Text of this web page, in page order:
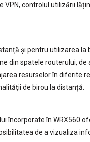
VPN, controlul utilizării
și pentru utilizarea
din spatele routerului,
resurselor în diferite
de birou la distanță.
încorporate în WRX560
de a vizualiza